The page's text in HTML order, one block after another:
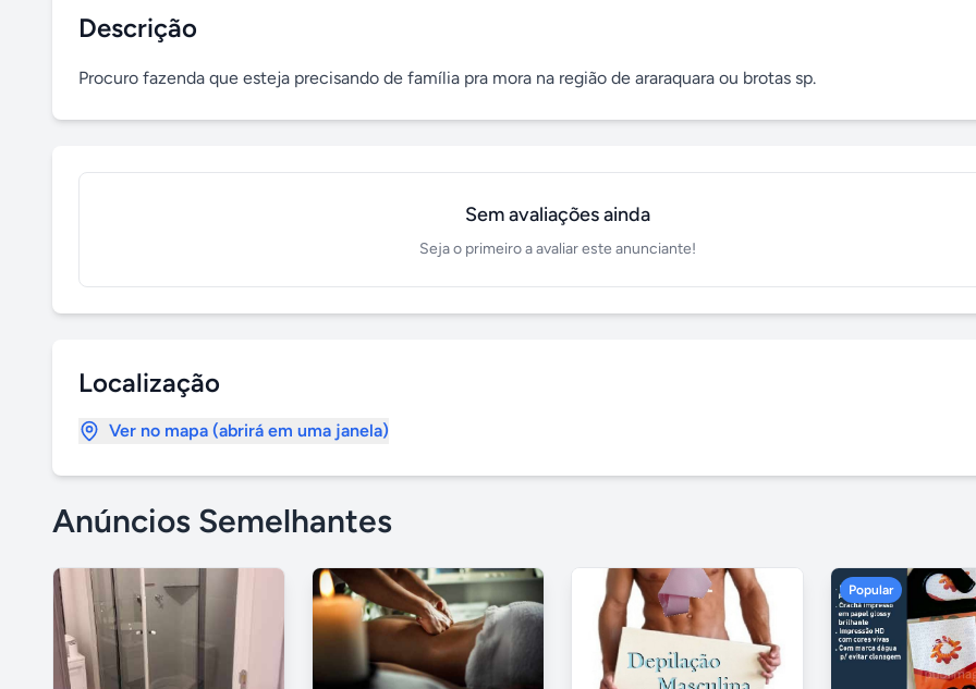
Descrição
Procuro fazenda que esteja precisando de família pra mora na região de araraquara ou brotas sp.
Sem avaliações ainda
Seja o primeiro a avaliar este anunciante!
Localização
Ver no mapa (abrirá em uma janela)
Anúncios Semelhantes
Popular